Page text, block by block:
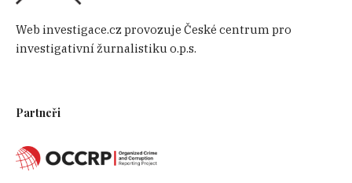
Web investigace.cz provozuje České centrum pro
investigativní žurnalistiku o.p.s.
Partneři